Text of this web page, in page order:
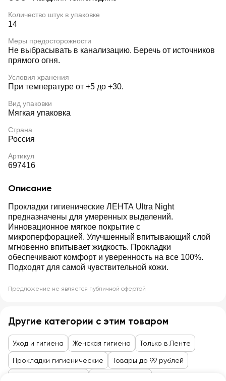
Количество штук в упаковке
14
Меры предосторожности
Не выбрасывать в канализацию. Беречь от источников
прямого огня.
Условия хранения
При температуре от +5 до +30.
Вид упаковки
Мягкая упаковка
Страна
Россия
Артикул
697416
Описание
Прокладки гигиенические ЛЕНТА Ultra Night
предназначены для умеренных выделений.
Инновационное мягкое покрытие с
микроперфорацией. Улучшенный впитывающий слой
мгновенно впитывает жидкость. Прокладки
обеспечивают комфорт и уверенность на все 100%.
Подходят для самой чувствительной кожи.
Предложение не является публичной офертой
Другие категории с этим товаром
Уход и гигиена Женская гигиена Только в Ленте
Прокладки гигиенические Товары до 99 рублей